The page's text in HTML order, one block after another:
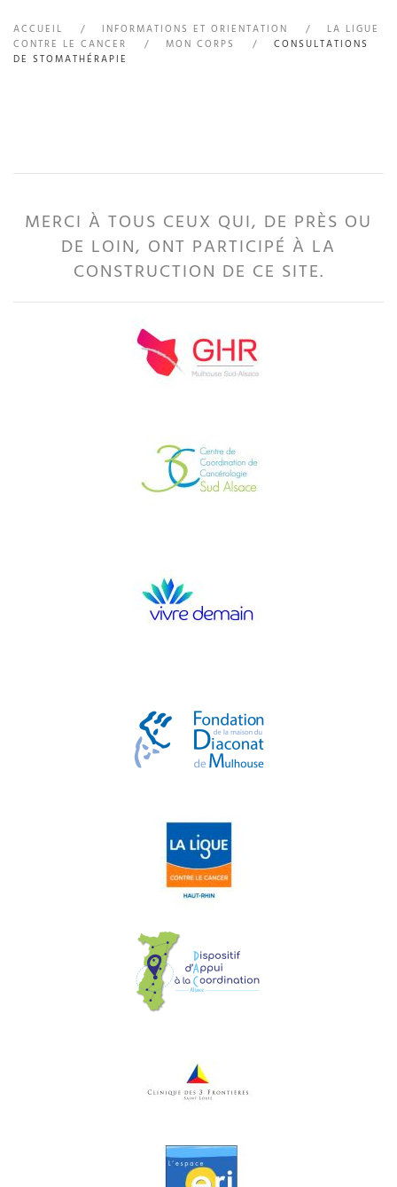
ACCUEIL INFORMATIONS ET ORIENTATION
LA LIGUE
CONTRE LE CANCER
MON CORPS
CONSULTATIONS
DE STOMATHÉRAPIE
MERCI À TOUS CEUX QUI, DE PRÈS OU
DE LOIN, ONT PARTICIPÉ À LA
CONSTRUCTION DE CE SITE.